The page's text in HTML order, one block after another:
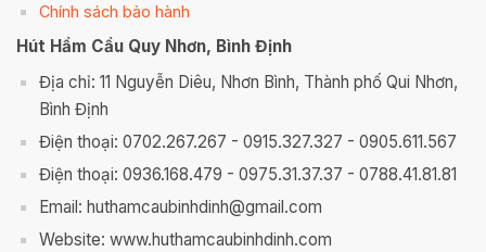
Chính sách bảo hành
Hút Hầm Cầu Quy Nhơn, Bình Định
Địa chỉ: 11 Nguyễn Diêu, Nhơn Bình, Thành phố Qui Nhơn,
Bình Định
Điện thoại: 0702.267.267 - 0915.327.327 - 0905.611.567
Điện thoại: 0936.168.479 - 0975.31.37.37 - 0788.41.81.81
Email: huthamcaubinhdinh@gmail.com
Website: www.huthamcaubinhdinh.com